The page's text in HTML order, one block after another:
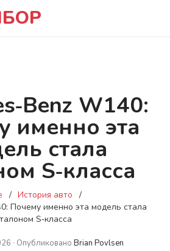
W140:
именно эта
стала
S‑класса
История авто
Почему именно эта модель стала
S‑класса
∙ Опубликовано Brian Povlsen